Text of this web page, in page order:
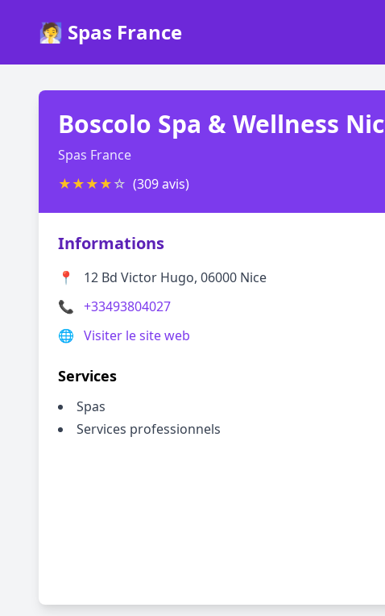
🧖 Spas France
Boscolo Spa & Wellness
Spas France
★★★★☆ (309 avis)
Informations
📍
12 Bd Victor Hugo, 06000 Nice
📞 +33493804027
🌐 Visiter le site web
Services
Spas
Services professionnels